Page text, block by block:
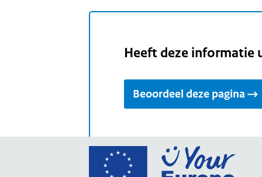
Heeft deze informatie
Beoordeel deze pagina
Ga